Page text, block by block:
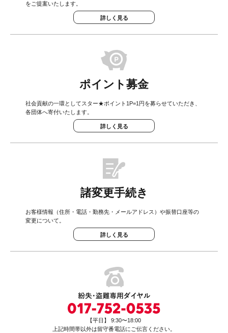
をご提案いたします。
詳しく見る
ポイント募金
社会貢献の一環としてスター★ポイント1P=1円を募らせていただき、
各団体へ寄付いたします。
詳しく見る
諸変更手続き
お客様情報（住所・電話・勤務先・メールアドレス）や振替口座等の
変更について。
詳しく見る
【平日】 9:30〜18:00
上記時間帯以外は留守番電話にご伝言ください。